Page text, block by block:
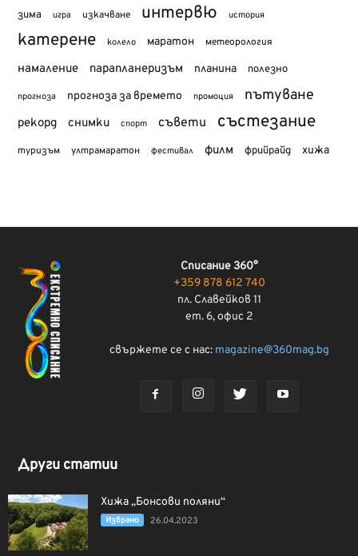
зима игра изкачване интервю история
катерене колело маратон метеорология
намаление парапланеризъм планина полезно
прогноза прогноза за времето промоция пътуване
рекорд снимки спорт съвети състезание
туризъм ултрамаратон фестивал филм фрийрайд хижа
Списание 360°
+359 878 612 740
пл. Славейков 11
ет. 6, офис 2
свържете се с нас: magazine@360mag.bg
Други статии
Хижа „Бонсови поляни“
Избрано 26.04.2023